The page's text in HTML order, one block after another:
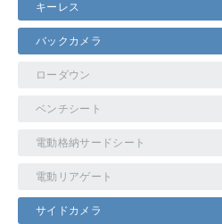
キーレス
バックカメラ
ローダウン
ベンチシート
電動格納サードシート
電動リアゲート
サイドカメラ